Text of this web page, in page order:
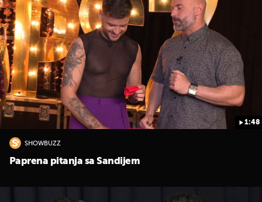
1:48
SHOWBUZZ
Paprena pitanja sa Sandijem